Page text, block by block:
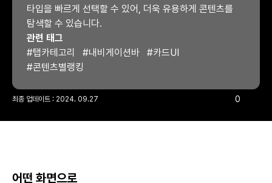
타입을 빠르게 선택할 수 있어, 더욱 유용하게 콘텐츠를
탐색할 수 있습니다.
관련 태그
#탭카테고리 #내비게이션바 #카드UI
#콘텐츠별랭킹
최종 업데이트 : 2024. 09.27 0
어떤 화면으로